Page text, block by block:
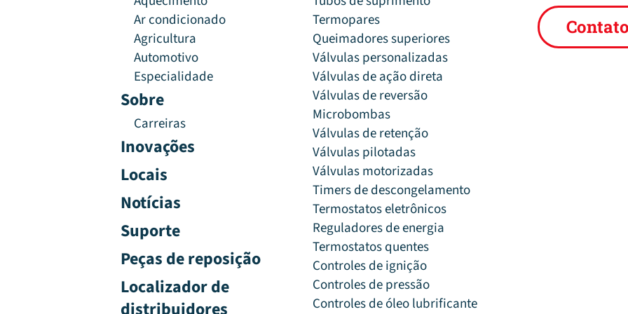
Ar condicionado
Agricultura
Automotivo
Especialidade
Sobre
Carreiras
Inovações
Locais
Notícias
Suporte
Peças de reposição
Localizador de
Termopares
Queimadores superiores
Válvulas personalizadas
Válvulas de ação direta
Válvulas de reversão
Microbombas
Válvulas de retenção
Válvulas pilotadas
Válvulas motorizadas
Timers de descongelamento
Termostatos eletrônicos
Reguladores de energia
Termostatos quentes
Controles de ignição
Controles de pressão
Controles de óleo lubrificante